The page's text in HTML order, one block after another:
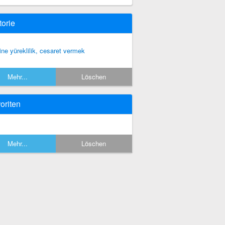
yüreklilik, cesaret vermek
Mehr... Löschen
Mehr... Löschen